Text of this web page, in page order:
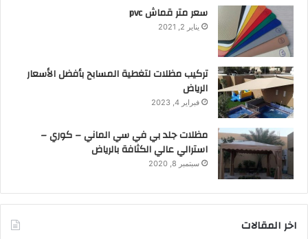
سعر متر قماش pvc
يناير 2, 2021
تركيب مظلات لتغطية المسابح بأفضل الأسعار
الرياض
فبراير 4, 2023
مظلات جلد بي في سي الماني – كوري –
استرالي عالي الكثافة بالرياض
سبتمبر 8, 2020
اخر المقالات